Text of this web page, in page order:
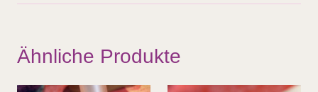
Ähnliche Produkte